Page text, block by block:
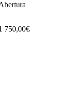
750,00€